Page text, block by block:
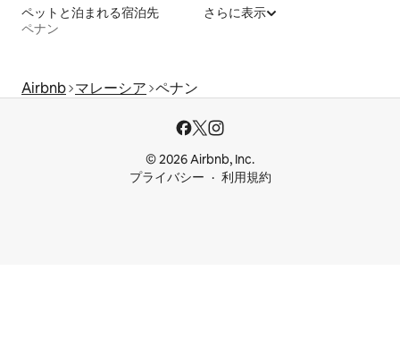
ペットと泊まれる宿泊先
ペナン
さらに表示
Airbnb マレーシア ペナン
© 2026 Airbnb, Inc.
プライバシー
利用規約